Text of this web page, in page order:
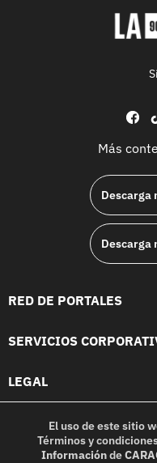
Más
Descarga
Descarga
RED DE PORTALES
SERVICIOS
LEGAL
El uso de este sitio
Términos y
Informaciónde